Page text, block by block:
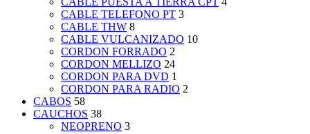
CABLE TELEFONO PT 3
CABLE THW 8
CABLE VULCANIZADO 10
CORDON FORRADO 2
CORDON MELLIZO 24
CORDON PARA DVD 1
CORDON PARA RADIO 2
CABOS 58
CAUCHOS 38
NEOPRENO 3